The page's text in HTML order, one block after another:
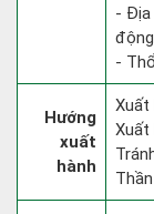
- Địa
-
Hướng
xuất
hành
Xuất
Xuất